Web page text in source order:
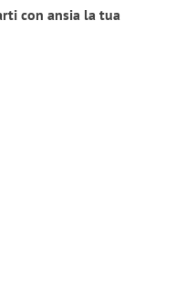
con ansia la tua